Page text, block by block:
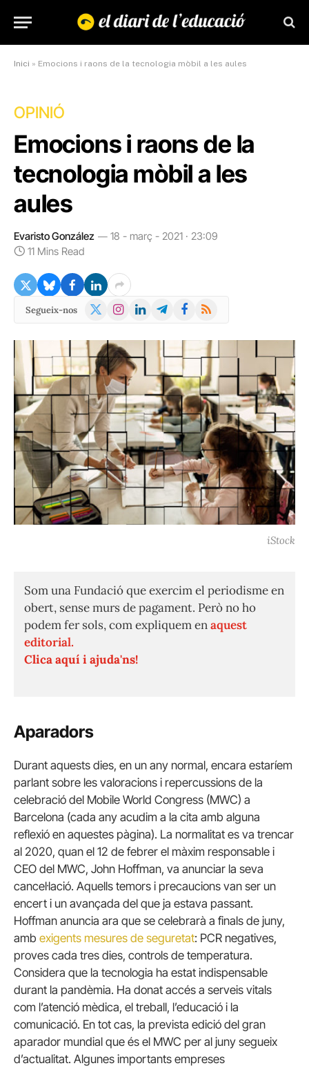
Inici » Emocions i raons de la tecnologia mòbil a les aules
OPINIÓ
Emocions i raons de la
tecnologia mòbil a les
aules
Evaristo González
18 - març - 2021 · 23:09
11 Mins Read
Segueix-nos
X
Instagram
LinkedInTelegramFacebook
RSS
iStock
Som una Fundació que exercim el periodisme en
obert, sense murs de pagament. Però no ho
podem fer sols, com expliquem enaquest
editorial.
Clica aquí i ajuda'ns!
Aparadors
Durant aquests dies, en un any normal, encara estaríem
parlant sobre les valoracions i repercussions de la
celebració del Mobile World Congress (MWC) a
Barcelona (cada any acudim a la cita amb alguna
reflexió en aquestes pàgina). La normalitat es va trencar
al 2020, quan el 12 de febrer el màxim responsable i
CEO del MWC, John Hoffman, va anunciar la seva
cancel·lació. Aquells temors i precaucions van ser un
encert i un avançada del que ja estava passant.
Hoffman anuncia ara que se celebrarà a finals de juny,
amb exigents mesures de seguretat: PCR negatives,
proves cada tres dies, controls de temperatura.
Considera que la tecnologia ha estat indispensable
durant la pandèmia. Ha donat accés a serveis vitals
com l’atenció mèdica, el treball, l’educació i la
comunicació. En tot cas, la prevista edició del gran
aparador mundial que és el MWC per al juny segueix
d’actualitat. Algunes importants empreses